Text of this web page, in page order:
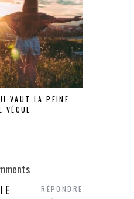
VAUT LA PEINE
VÉCUE
RÉPONDRE